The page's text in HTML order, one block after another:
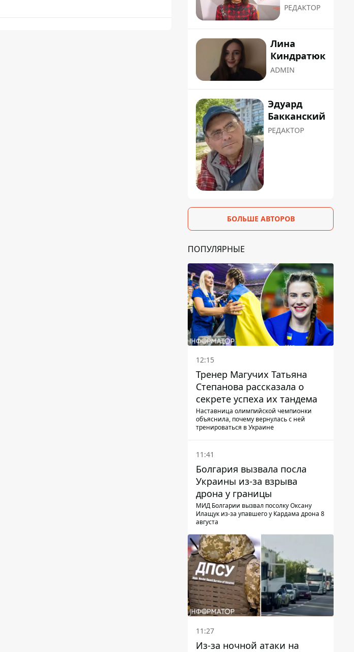
РЕДАКТОР
Лина
Киндратюк
ADMIN
Эдуард
Бакканский
РЕДАКТОР
БОЛЬШЕ АВТОРОВ
ПОПУЛЯРНЫЕ
12:15
Тренер Магучих Татьяна
Степанова рассказала о
секрете успеха их тандема
Наставница олимпийской чемпионки
объяснила, почему вернулась с ней
тренироваться в Украине
11:41
Болгария вызвала посла
Украины из-за взрыва
дрона у границы
МИД Болгарии вызвал посолку Оксану
Илащук из-за упавшего у Кардама дрона 8
августа
11:27
Из-за ночной атаки на